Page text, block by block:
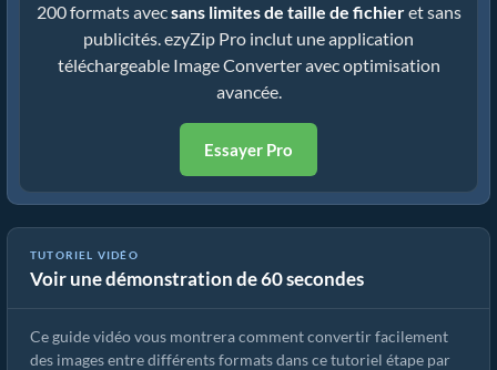
200 formats avecsans limites de taille de fichieret sans
publicités. ezyZip Pro inclut une application
téléchargeable Image Converter avec optimisation
avancée.
Essayer Pro
TUTORIEL VIDÉO
Voir une démonstration de 60 secondes
Comment convertir le format d'image en ligne
Ce guide vidéo vous montrera comment convertir facilement
des images entre différents formats dans ce tutoriel étape par